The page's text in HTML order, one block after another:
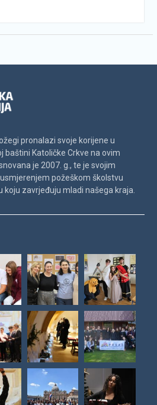
pronalazi svoje korijene u
baštini Katoličke Crkve na ovim
je 2007. g., te je svojim
požeškom školstvu
koju zavrjeđuju mladi našega kraja.